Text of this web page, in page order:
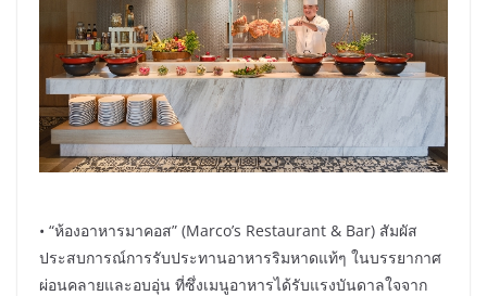
• “ห้องอาหารมาคอส” (Marco’s Restaurant & Bar) สัมผัส
ประสบการณ์การรับประทานอาหารริมหาดแท้ๆ ในบรรยากาศ
ผ่อนคลายและอบอุ่น ที่ซึ่งเมนูอาหารได้รับแรงบันดาลใจจาก